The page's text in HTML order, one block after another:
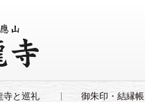
寺と巡礼 御朱印・結縁帳